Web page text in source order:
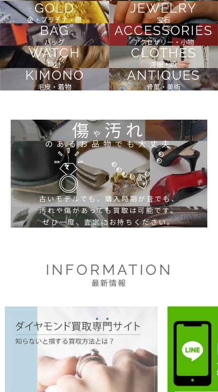
GOLD
金・プラチナ・銀
JEWELRY
宝石
BAG
バッグ
ACCESSORIES
アクセサリー・小物
WATCH
時計
CLOTHES
洋服・靴
KIMONO
毛皮・着物
ANTIQUES
骨董・美術
傷や 汚れ
のあるお品物でも大丈夫
古いモデルでも、購入時期が昔でも、
汚れや傷があっても買取は可能です。
ぜひ一度、査定にお持ちください。
INFORMATION
最新情報